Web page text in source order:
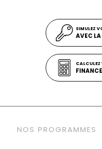
SIMULEZ
AVEC LA
CALCULEZ
NOS PROGRAMMES